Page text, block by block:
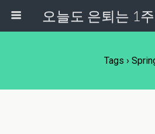
Tags ›